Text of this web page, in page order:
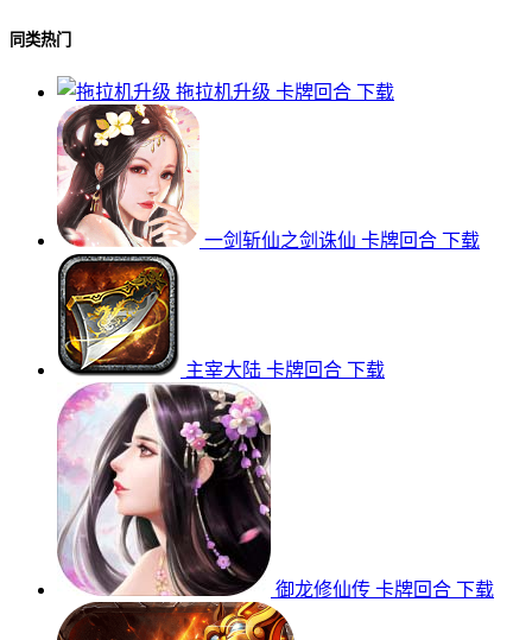
同类热门
拖拉机升级 卡牌回合 下载
一剑斩仙之剑诛仙 卡牌回合 下载
主宰大陆 卡牌回合 下载
御龙修仙传 卡牌回合 下载